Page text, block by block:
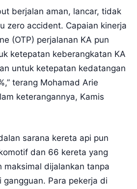
berjalan aman, lancar, tidak
zero accident. Capaian kinerja
(OTP) perjalanan KA pun
ketepatan keberangkatan KA
untuk ketepatan kedatangan
terang Mohamad Arie
keterangannya, Kamis
sarana kereta api pun
dan 66 kereta yang
maksimal dijalankan tanpa
gangguan. Para pekerja di